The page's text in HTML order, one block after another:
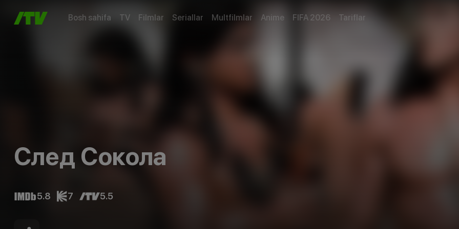
Bosh sahifa TV Filmlar Seriallar Multfilmlar Anime FIFA 2026 Tariflar
След Сокола
5.8 7 5.5